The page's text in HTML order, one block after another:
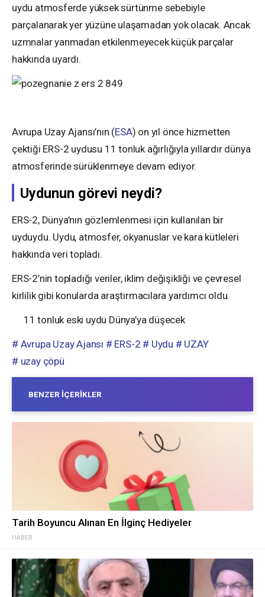
uydu atmosferde yüksek sürtünme sebebiyle
parçalanarak yer yüzüne ulaşamadan yok olacak. Ancak
uzmnalar yanmadan etkilenmeyecek küçük parçalar
hakkında uyardı.
Avrupa Uzay Ajansı’nın (ESA) on yıl önce hizmetten
çektiği ERS-2 uydusu 11 tonluk ağırlığıyla yıllardır dünya
atmosferinde sürüklenmeye devam ediyor.
Uydunun görevi neydi?
ERS-2, Dünya’nın gözlemlenmesi için kullanılan bir
uyduydu. Uydu, atmosfer, okyanuslar ve kara kütleleri
hakkında veri topladı.
ERS-2’nin topladığı veriler, iklim değişikliği ve çevresel
kirlilik gibi konularda araştırmacılara yardımcı oldu.
11 tonluk eski uydu Dünya’ya düşecek
# Avrupa Uzay Ajansı # ERS-2 # Uydu # UZAY
# uzay çöpü
BENZER İÇERIKLER
HABER
Tarih Boyuncu Alınan En İlginç Hediyeler